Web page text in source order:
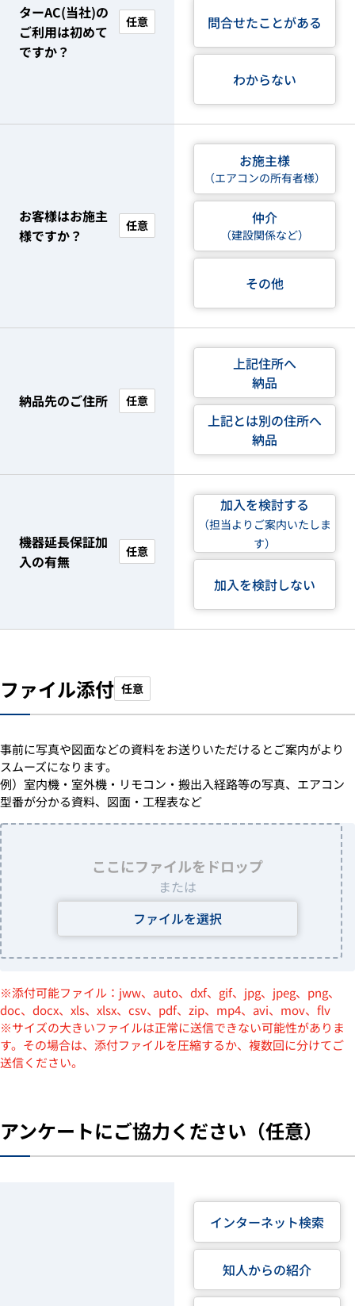
ターAC(当社)の
ご利用は初めて
ですか？
任意 問合せたことがある
わからない
お客様はお施主
様ですか？
任意
お施主様
（エアコンの所有者様）
仲介
（建設関係など）
その他
納品先のご住所 任意
上記住所へ
納品
上記とは別の住所へ
納品
機器延長保証加
入の有無
任意
加入を検討する
（担当よりご案内いたしま
す）
加入を検討しない
ファイル添付 任意
事前に写真や図面などの資料をお送りいただけるとご案内がより
スムーズになります。
例）室内機・室外機・リモコン・搬出入経路等の写真、エアコン
型番が分かる資料、図面・工程表など
ここにファイルをドロップ
または
ファイルを選択
※添付可能ファイル：jww、auto、dxf、gif、jpg、jpeg、png、
doc、docx、xls、xlsx、csv、pdf、zip、mp4、avi、mov、flv
※サイズの大きいファイルは正常に送信できない可能性がありま
す。その場合は、添付ファイルを圧縮するか、複数回に分けてご
送信ください。
アンケートにご協力ください（任意）
インターネット検索
知人からの紹介